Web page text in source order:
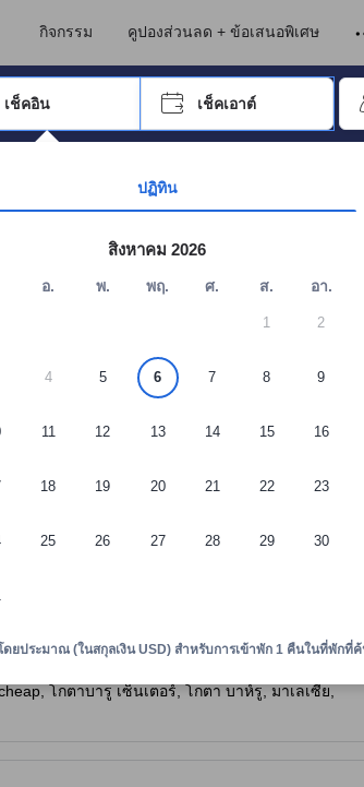
กิจกรรม คูปองส่วนลด + ข้อเสนอพิเศษ
าคำที่ต้องการ แล้วกดปุ่ม Enter เพื่อเลือก
เช็คอิน เช็คเอาต์
เพื่อเลือกวันที่ ใช้ปุ่มลูกศรเพื่อเลือกวันเช็คอินและเช็คเอา
ปฏิทิน
สิงหาคม 2026
อ. พ. พฤ. ศ. ส. อา.
1 2
4 5 6 7 8 9
11 12 13 14 15 16
18 19 20 21 22 23
25 26 27 28 29 30
ดยประมาณ (ในสกุลเงิน USD) สำหรับการเข้าพัก 1 คืนในที่พักที่
โกตาบารู เซ็นเตอร์, โกตา บาห์รู, มาเลเซีย,
นรีวิวและความคิดเห็นที่แสดงบนอโกด้า จึงมาจากป